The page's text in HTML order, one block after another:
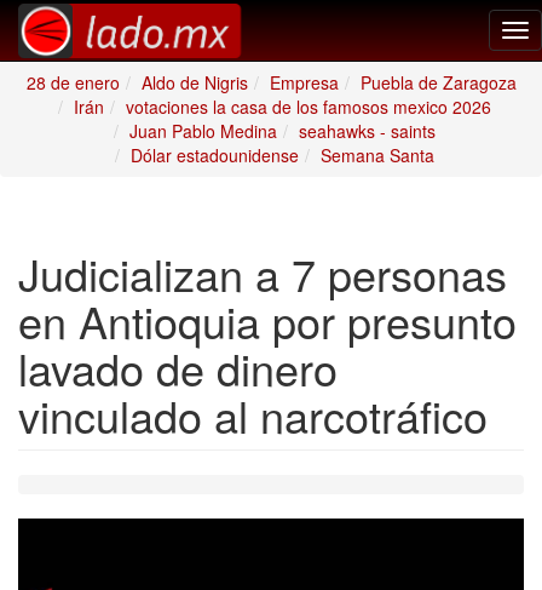
28 de enero
Aldo de Nigris Empresa
Puebla de Zaragoza
Irán
votaciones la casa de los famosos mexico 2026
Juan Pablo Medina
seahawks - saints
Dólar estadounidense
Semana Santa
Judicializan a 7 personas
en Antioquia por presunto
lavado de dinero
vinculado al narcotráfico